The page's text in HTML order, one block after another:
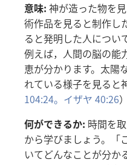
意味: 神が造った物を 見
術作品を 見ると制作し
ると発明した人につい
例えば， 人間の脳の能
恵が分かります。 太陽
れている様子を 見ると
104:24。 イザヤ 40:26）
何ができるか: 時間を取
から学びましょう。「
いてどんなことが分か